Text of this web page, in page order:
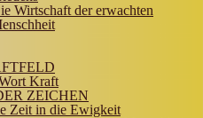
Wirtschaft der erwachten
Kraft
ZEICHEN
Zeit in die Ewigkeit